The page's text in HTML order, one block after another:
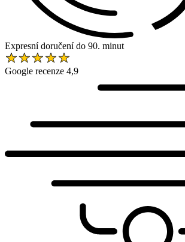
Expresní doručení do 90. minut
Google recenze 4,9